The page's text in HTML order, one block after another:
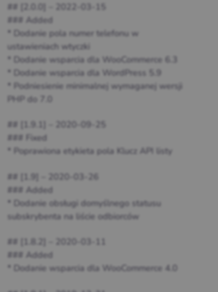
## [2.0.0] – 2022-03-15
### Added
* Dodanie pola numer telefonu w
ustawieniach wtyczki
* Dodanie wsparcia dla WooCommerce 6.3
* Dodanie wsparcia dla WordPress 5.9
* Podniesienie minimalnej wymaganej wersji
PHP do 7.0
## [1.9.1] – 2020-09-25
### Fixed
* Poprawiona etykieta pola Klucz API listy
## [1.9] – 2020-03-26
### Added
* Dodanie obsługi domyślnego statusu
subskrybenta na liście odbiorców
## [1.8.2] – 2020-03-11
### Added
* Dodanie wsparcia dla WooCommerce 4.0